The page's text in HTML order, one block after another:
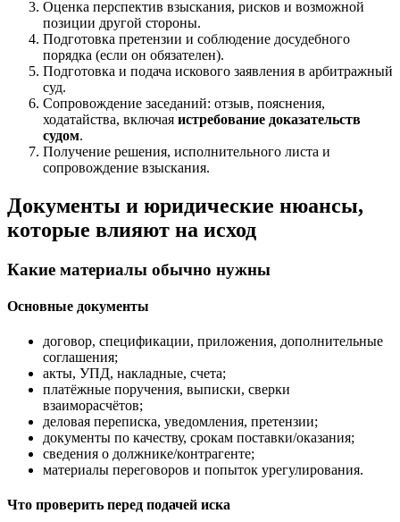
Оценка перспектив взыскания, рисков и возможной
позиции другой стороны.
Подготовка претензии и соблюдение досудебного
порядка (если он обязателен).
Подготовка и подача искового заявления в арбитражный
суд.
Сопровождение заседаний: отзыв, пояснения,
ходатайства, включая истребование доказательств
судом.
Получение решения, исполнительного листа и
сопровождение взыскания.
Документы и юридические нюансы,
которые влияют на исход
Какие материалы обычно нужны
Основные документы
договор, спецификации, приложения, дополнительные
соглашения;
акты, УПД, накладные, счета;
платёжные поручения, выписки, сверки
взаиморасчётов;
деловая переписка, уведомления, претензии;
документы по качеству, срокам поставки/оказания;
сведения о должнике/контрагенте;
материалы переговоров и попыток урегулирования.
Что проверить перед подачей иска